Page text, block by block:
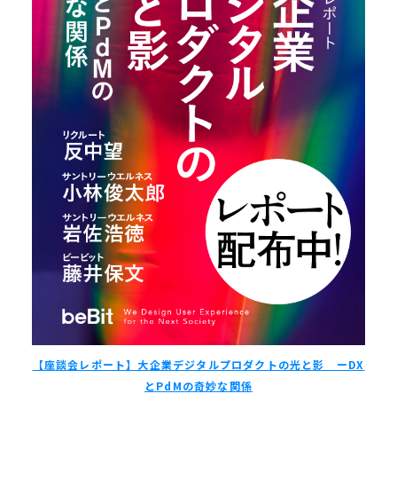
【座談会レポート】大企業デジタルプロダクトの光と影 ーDX
とPdMの奇妙な関係